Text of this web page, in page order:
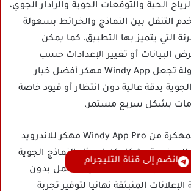
الحية والتوقعات الجوية والرادار الجوي،
التنقل بين النماذج والخرائط بسهولة
التي يتميز بها التطبيق، كما يمكن
أو تغيير الإعدادات حسب
الحاجة، هذه السهولة تجعل Windy App مهكر أفضل خيار
بدقة عالية دون انتظار أو قيود خاصة
بشكل سريع مستمر.
تتضمن النسخة المهكرة من Windy App Pro مهكر للاندرويد
المدفوعة بشكل كامل مثل النماذج الجوية
الطقس المخصصة وخيار العمل بدون
الإعلانات المنبثقة نهائيا لتوفير تجربة
انضم إلى قناة التليجرام